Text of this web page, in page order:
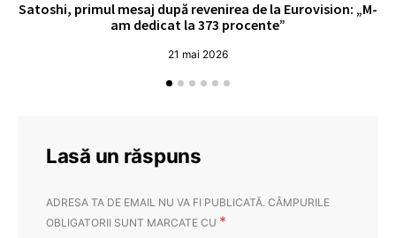
Satoshi, primul mesaj după revenirea de la Eurovision: „M-
am dedicat la 373 procente”
21 mai 2026
Lasă un răspuns
ADRESA TA DE EMAIL NU VA FI PUBLICATĂ. CÂMPURILE
OBLIGATORII SUNT MARCATE CU *